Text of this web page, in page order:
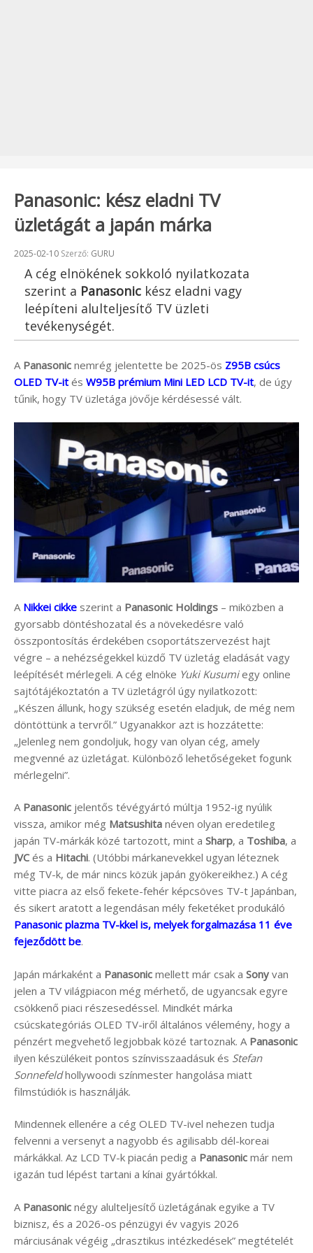
Panasonic: kész eladni TV
üzletágát a japán márka
Beküldve:
2025-02-10 Szerző: GURU
A cég elnökének sokkoló nyilatkozata
szerint a Panasonic kész eladni vagy
leépíteni alulteljesítő TV üzleti
tevékenységét.
A Panasonic nemrég jelentette be 2025-ös Z95B csúcs
OLED TV-it és W95B prémium Mini LED LCD TV-it, de úgy
tűnik, hogy TV üzletága jövője kérdésessé vált.
A Nikkei cikke szerint a Panasonic Holdings – miközben a
gyorsabb döntéshozatal és a növekedésre való
összpontosítás érdekében csoportátszervezést hajt
végre – a nehézségekkel küzdő TV üzletág eladását vagy
leépítését mérlegeli. A cég elnöke Yuki Kusumiegy online
sajtótájékoztatón a TV üzletágról úgy nyilatkozott:
„Készen állunk, hogy szükség esetén eladjuk, de még nem
döntöttünk a tervről.” Ugyanakkor azt is hozzátette:
„Jelenleg nem gondoljuk, hogy van olyan cég, amely
megvenné az üzletágat. Különböző lehetőségeket fogunk
mérlegelni”.
A Panasonic jelentős tévégyártó múltja 1952-ig nyúlik
vissza, amikor még Matsushita néven olyan eredetileg
japán TV-márkák közé tartozott, mint a Sharp, a Toshiba, a
JVCés a Hitachi. (Utóbbi márkanevekkel ugyan léteznek
még TV-k, de már nincs közük japán gyökereikhez.) A cég
vitte piacra az első fekete-fehér képcsöves TV-t Japánban,
és sikert aratott a legendásan mély feketéket produkáló
Panasonic plazma TV-kkel is, melyek forgalmazása 11 éve
fejeződött be.
Japán márkaként a Panasonic mellett már csak a Sony van
jelen a TV világpiacon még mérhető, de ugyancsak egyre
csökkenő piaci részesedéssel. Mindkét márka
csúcskategóriás OLED TV-iről általános vélemény, hogy a
pénzért megvehető legjobbak közé tartoznak. A Panasonic
ilyen készülékeit pontos színvisszaadásuk és Stefan
Sonnefeldhollywoodi színmester hangolása miatt
filmstúdiók is használják.
Mindennek ellenére a cég OLED TV-ivel nehezen tudja
felvenni a versenyt a nagyobb és agilisabb dél-koreai
márkákkal. Az LCD TV-k piacán pedig a Panasonic már nem
igazán tud lépést tartani a kínai gyártókkal.
A Panasonic négy alulteljesítő üzletágának egyike a TV
biznisz, és a 2026-os pénzügyi év vagyis 2026
márciusának végéig „drasztikus intézkedések” megtételét